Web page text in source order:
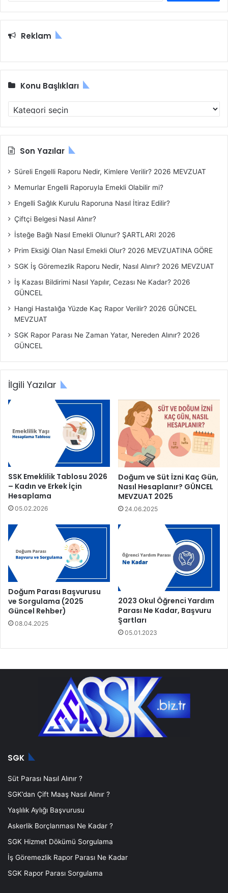
m
Reklam
Konu Başlıkları
o
n
B
ş
ı
k
r
Son Yazılar
Süreli Engelli Raporu Nedir, Kimlere Verilir? 2026 MEVZUAT
Memurlar Engelli Raporuyla Emekli Olabilir mi?
Engelli Sağlık Kurulu Raporuna Nasıl İtiraz Edilir?
Çiftçi Belgesi Nasıl Alınır?
İsteğe Bağlı Nasıl Emekli Olunur? ŞARTLARI 2026
Prim Eksiği Olan Nasıl Emekli Olur? 2026 MEVZUATINA GÖRE
SGK İş Göremezlik Raporu Nedir, Nasıl Alınır? 2026 MEVZUAT
İş Kazası Bildirimi Nasıl Yapılır, Cezası Ne Kadar? 2026
GÜNCEL
Hangi Hastalığa Yüzde Kaç Rapor Verilir? 2026 GÜNCEL
MEVZUAT
SGK Rapor Parası Ne Zaman Yatar, Nereden Alınır? 2026
GÜNCEL
İlgili Yazılar
SSK Emeklilik Tablosu 2026
– Kadın ve Erkek İçin
Hesaplama
05.02.2026
Doğum ve Süt İzni Kaç Gün,
Nasıl Hesaplanır? GÜNCEL
MEVZUAT 2025
24.06.2025
Doğum Parası Başvurusu
ve Sorgulama (2025
Güncel Rehber)
08.04.2025
2023 Okul Öğrenci Yardım
Parası Ne Kadar, Başvuru
Şartları
05.01.2023
SGK
Süt Parası Nasıl Alınır ?
SGK’dan Çift Maaş Nasıl Alınır ?
Yaşlılık Aylığı Başvurusu
Askerlik Borçlanması Ne Kadar ?
SGK Hizmet Dökümü Sorgulama
İş Göremezlik Rapor Parası Ne Kadar
SGK Rapor Parası Sorgulama